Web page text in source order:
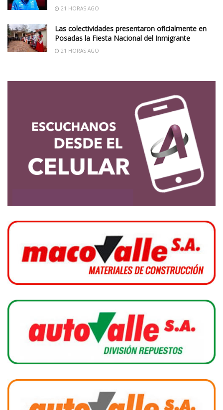
21 HORAS AGO
Las colectividades presentaron oficialmente en
Posadas la Fiesta Nacional del Inmigrante
21 HORAS AGO